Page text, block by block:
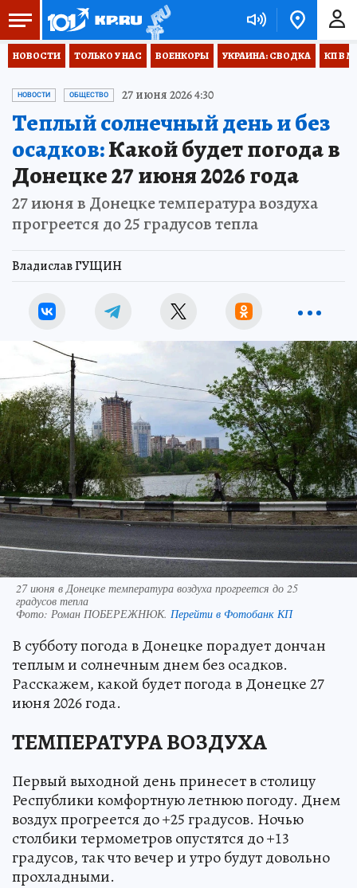
НОВОСТИ ТОЛЬКО У НАС ВОЕНКОРЫ УКРАИНА: СВОДКА КП В
НОВОСТИ ОБЩЕСТВО 27 июня 2026 4:30
Теплый солнечный день и без
осадков:Какой будет погода в
Донецке 27 июня 2026 года
27 июня в Донецке температура воздуха
прогреется до 25 градусов тепла
Владислав ГУЩИН
27 июня в Донецке температура воздуха прогреется до 25
градусов тепла
Фото: Роман ПОБЕРЕЖНЮК. Перейти в Фотобанк КП
В субботу погода в Донецке порадует дончан
теплым и солнечным днем без осадков.
Расскажем, какой будет погода в Донецке 27
июня 2026 года.
ТЕМПЕРАТУРА ВОЗДУХА
Первый выходной день принесет в столицу
Республики комфортную летнюю погоду. Днем
воздух прогреется до +25 градусов. Ночью
столбики термометров опустятся до +13
градусов, так что вечер и утро будут довольно
прохладными.